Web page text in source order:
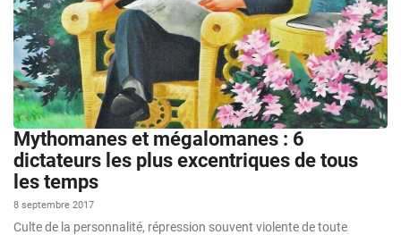
Mythomanes et mégalomanes : 6
dictateurs les plus excentriques de tous
les temps
8 septembre 2017
Culte de la personnalité, répression souvent violente de toute